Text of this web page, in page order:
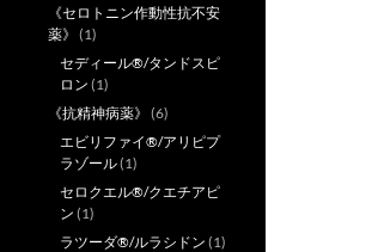
《セロトニン作動性抗不安
薬》 (1)
セディール®/タンドスピ
ロン (1)
《抗精神病薬》 (6)
エビリファイ®/アリピプ
ラゾール(1)
セロクエル®/クエチアピ
ン (1)
ラツーダ®/ルラシドン (1)